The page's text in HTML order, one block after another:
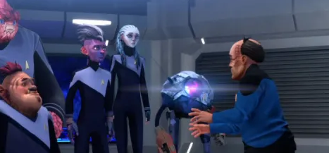
Q” (TNG 1×09)
EPISÓDIO DA 4ª TEMPORADA DE STRANGE NEW WORDS